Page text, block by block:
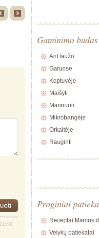
Gaminimo būdas
Ant laužo
Garuose
Keptuvėje
Maišyti
Marinuoti
Mikrobangėje
Orkaitėje
Rauginti
Proginiai
Receptai Mamos
Velykų patiekalai